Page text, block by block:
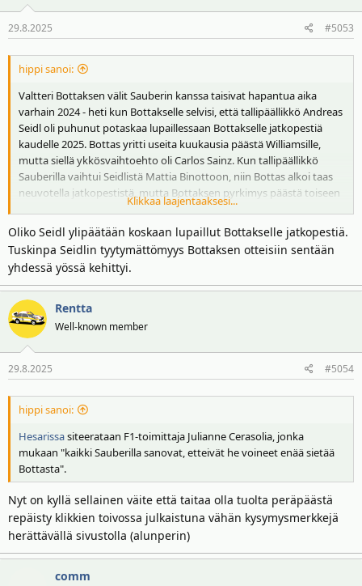
29.8.2025 #5053
hippi sanoi:
Valtteri Bottaksen välit Sauberin kanssa taisivat hapantua aika
varhain 2024 - heti kun Bottakselle selvisi, että tallipäällikkö Andreas
Seidl oli puhunut potaskaa lupaillessaan Bottakselle jatkopestiä
kaudelle 2025. Bottas yritti useita kuukausia päästä Williamsille,
mutta siellä ykkösvaihtoehto oli Carlos Sainz. Kun tallipäällikkö
Sauberilla vaihtui Seidlistä Mattia Binottoon, niin Bottas alkoi taas
neuvotella jatkopestistä, mutta Bottaksen pyrkimys päästä toiseen
talliin on saattanut jäähdyttää tunnelmia Sauberilla.
Klikkaa laajentaaksesi...
Oliko Seidl ylipäätään koskaan lupaillut Bottakselle jatkopestiä.
Tuskinpa Seidlin tyytymättömyys Bottaksen otteisiin sentään
yhdessä yössä kehittyi.
Rentta
Well-known member
29.8.2025 #5054
hippi sanoi:
Hesarissasiteerataan F1-toimittaja Julianne Cerasolia, jonka
mukaan "kaikki Sauberilla sanovat, etteivät he voineet enää sietää
Bottasta".
Nyt on kyllä sellainen väite että taitaa olla tuolta peräpäästä
repäisty klikkien toivossa julkaistuna vähän kysymysmerkkejä
herättävällä sivustolla (alunperin)
comm